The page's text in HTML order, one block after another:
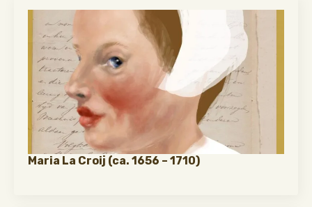
Maria La Croij (ca. 1656 – 1710)